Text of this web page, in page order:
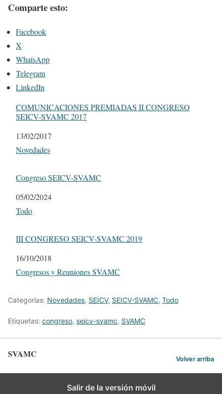
Comparte esto:
Facebook
X
WhatsApp
Telegram
LinkedIn
COMUNICACIONES PREMIADAS II CONGRESO
SEICV-SVAMC 2017
Fecha
13/02/2017
Respecto a
Novedades
Congreso SEICV-SVAMC
Fecha
05/02/2024
Respecto a
Todo
III CONGRESO SEICV-SVAMC 2019
Fecha
16/10/2018
Respecto a
Congresos y Reuniones SVAMC
Categorías: Novedades, SEICV, SEICV-SVAMC, Todo
Etiquetas: congreso, seicv-svamc, SVAMC
SVAMC Volver arriba
Salir de la versión móvil